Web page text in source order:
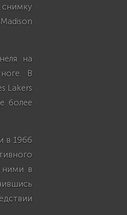
на
В
Lakers
более
в 1966
ними в